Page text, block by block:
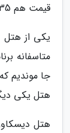
قیمت هم 35 تومنی حدودا جوجه کباب میشد
یکی از هتل
متاسفانه
جا موندیم
هتل یکی
هتل